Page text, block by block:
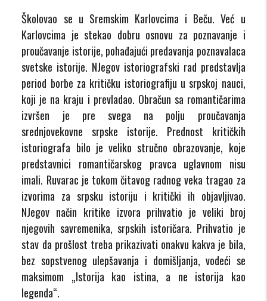
Školovao se u Sremskim Karlovcima i Beču. Već u
Karlovcima je stekao dobru osnovu za poznavanje i
proučavanje istorije, pohađajući predavanja poznavalaca
svetske istorije. NJegov istoriografski rad predstavlja
period borbe za kritičku istoriografiju u srpskoj nauci,
koji je na kraju i prevladao. Obračun sa romantičarima
izvršen je pre svega na polju proučavanja
srednjovekovne srpske istorije. Prednost kritičkih
istoriografa bilo je veliko stručno obrazovanje, koje
predstavnici romantičarskog pravca uglavnom nisu
imali. Ruvarac je tokom čitavog radnog veka tragao za
izvorima za srpsku istoriju i kritički ih objavljivao.
NJegov način kritike izvora prihvatio je veliki broj
njegovih savremenika, srpskih istoričara. Prihvatio je
stav da prošlost treba prikazivati onakvu kakva je bila,
bez sopstvenog ulepšavanja i domišljanja, vodeći se
maksimom „Istorija kao istina, a ne istorija kao
legenda“.